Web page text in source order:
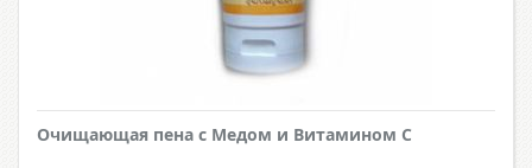
Очищающая пена с Медом и Витамином С